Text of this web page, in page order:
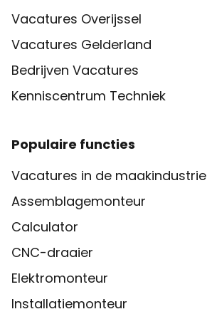
Vacatures Overijssel
Vacatures Gelderland
Bedrijven Vacatures
Kenniscentrum Techniek
Populaire functies
Vacatures in de maakindustrie
Assemblagemonteur
Calculator
CNC-draaier
Elektromonteur
Installatiemonteur